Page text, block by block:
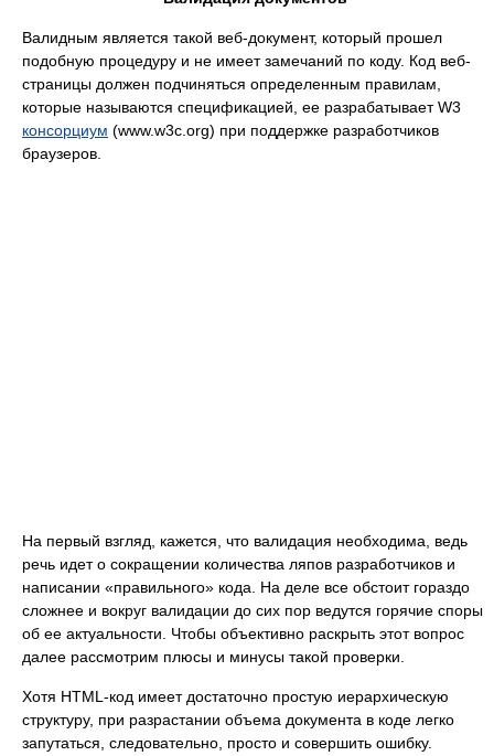
Валидным является такой веб-документ, который прошел
подобную процедуру и не имеет замечаний по коду. Код веб-
страницы должен подчиняться определенным правилам,
которые называются спецификацией, ее разрабатывает W3
консорциум (www.w3c.org) при поддержке разработчиков
браузеров.
На первый взгляд, кажется, что валидация необходима, ведь
речь идет о сокращении количества ляпов разработчиков и
написании «правильного» кода. На деле все обстоит гораздо
сложнее и вокруг валидации до сих пор ведутся горячие споры
об ее актуальности. Чтобы объективно раскрыть этот вопрос
далее рассмотрим плюсы и минусы такой проверки.
Хотя HTML-код имеет достаточно простую иерархическую
структуру, при разрастании объема документа в коде легко
запутаться, следовательно, просто и совершить ошибку.